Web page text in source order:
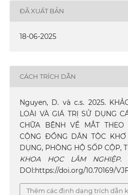
ĐÃ XUẤT BẢN
18-06-2025
CÁCH TRÍCH DẪN
Nguyen, D. và c.s. 2025.
LOÀI VÀ GIÁ TRỊ SỬ DỤNG
CHỮA BỆNH VỀ MẮT THEO
CỘNG ĐỒNG DÂN TỘC
DỤNG, PHÒNG HỘ SỐP CỘP,
KHOA HỌC LÂM NGHIỆP.
DOI:https://doi.org/10.70169/
Thêm các định dạng trích dẫn